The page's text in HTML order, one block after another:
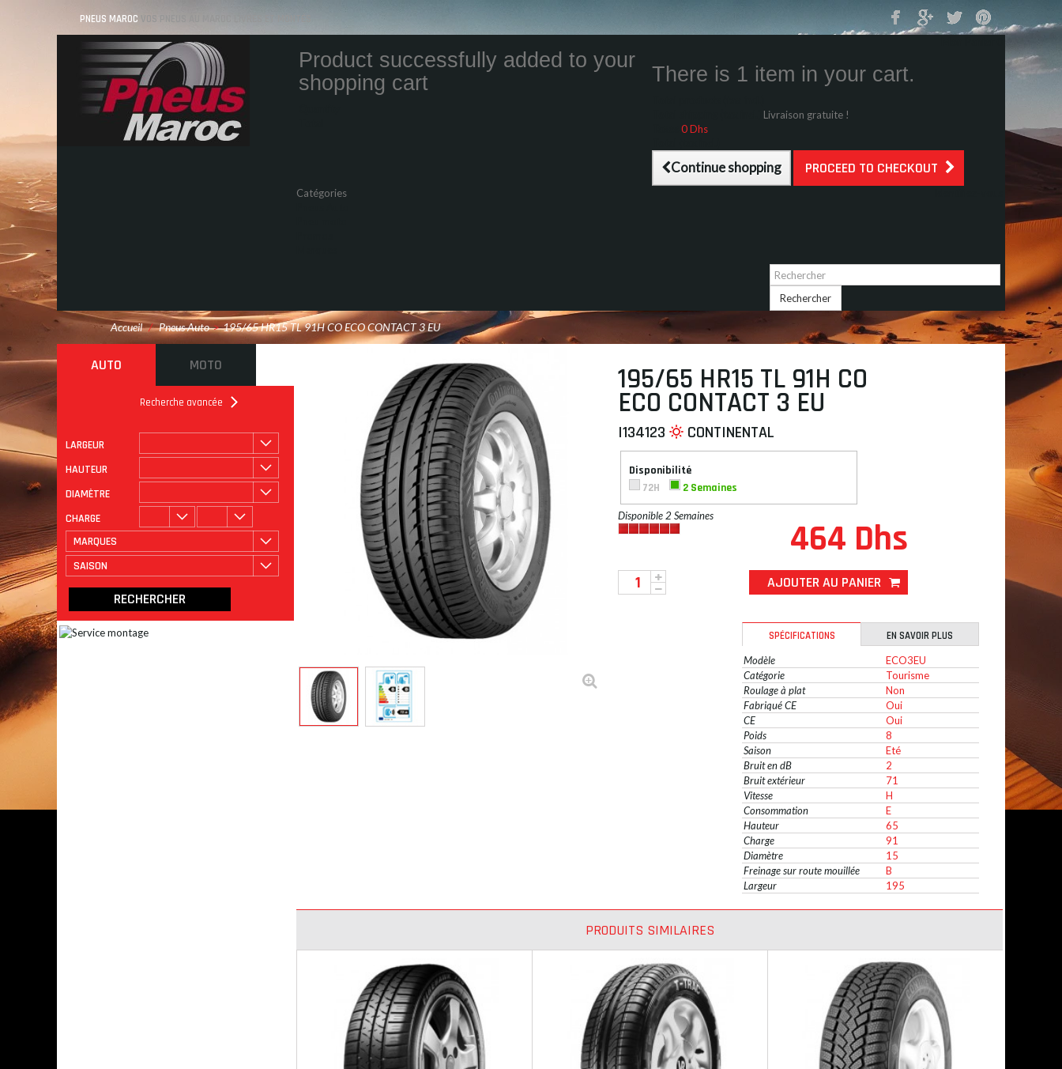
PNEUS MAROC VOS PNEUS AU MAROC LIVRÉS ET MONTÉS
Product successfully added to your
shopping cart
There is 1 item in your cart.
Livraison gratuite !
0 Dhs
Continue shopping PROCEED TO CHECKOUT
Catégories
Rechercher
Accueil / Pneus Auto > 195/65 HR15 TL 91H CO ECO CONTACT 3 EU
AUTO MOTO
Recherche avancée
LARGEUR
HAUTEUR
DIAMÈTRE
CHARGE
MARQUES
SAISON
ROULAGE À PLAT
195/65 HR15 TL 91H CO
ECO CONTACT 3 EU
I134123 CONTINENTAL
Disponibilité
72H
2 Semaines
Disponible 2 Semaines
464 Dhs
AJOUTER AU PANIER
SPÉCIFICATIONS
EN SAVOIR PLUS
Modèle
ECO3EU
Catégorie
Tourisme
Roulage à plat
Non
Fabriqué CE
Oui
CE
Oui
Poids
8
Saison
Eté
Bruit en dB
2
Bruit extérieur
71
Vitesse
H
Consommation
E
Hauteur
65
Charge
91
Diamètre
15
Freinage sur route mouillée
B
Largeur
195
PRODUITS SIMILAIRES